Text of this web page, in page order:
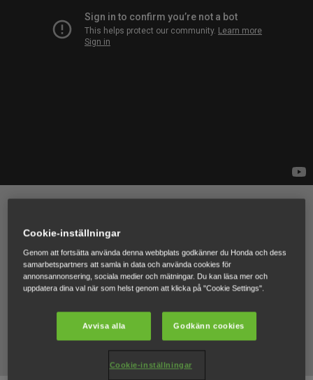
Den nya, lätta GCVx-motorn gör IZY kraftfull och hållbar,
och perfekt för små och medelstora gräsmattor.
SPECIFIKATIONER
Cookie-inställningar
Genom att fortsätta använda denna webbplats godkänner du Honda och dess
samarbetspartners att samla in data och använda cookies för
annonsannonsering, sociala medier och mätningar. Du kan läsa mer och
uppdatera dina val när som helst genom att klicka på "Cookie Settings".
Avvisa alla Godkänn cookies
Cookie-inställningar